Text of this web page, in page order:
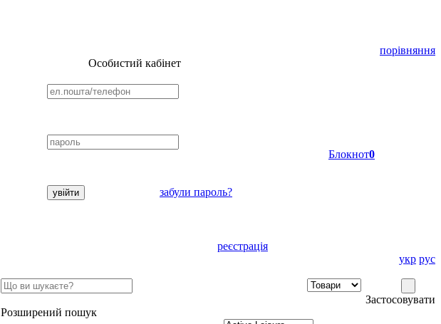
порівняння
Особистий кабінет
забули пароль?
реєстрація
Блокнот0
укр рус
Застосовувати
Розширений пошук